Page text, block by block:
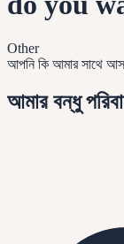
Other
আপনি কি আমার সাথে
আমার বন্ধু